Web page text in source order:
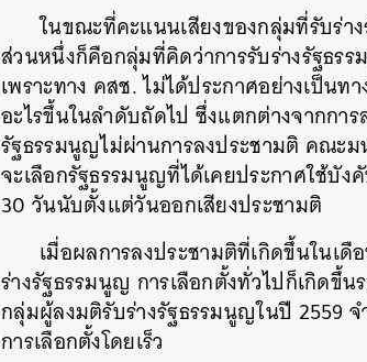
ในขณะที่คะแนนเสียงของกลุ่มที่รับร่
ส่วนหนึ่งก็คือกลุ่มที่คิดว่าการรับร่างรัฐธร
เพราะทาง คสช. ไม่ได้ประกาศอย่างเป็นท
อะไรขึ้นในลำดับถัดไป ซึ่งแตกต่างจากกา
รัฐธรรมนูญไม่ผ่านการลงประชามติ คณะ
จะเลือกรัฐธรรมนูญที่ได้เคยประกาศใช้บั
30 วันนับตั้งแต่วันออกเสียงประชามติ
เมื่อผลการลงประชามติที่เกิดขึ้นในเ
ร่างรัฐธรรมนูญ การเลือกตั้งทั่วไปก็เกิดขึ้
กลุ่มผู้ลงมติรับร่างรัฐธรรมนูญในปี 2559
การเลือกตั้งโดยเร็ว